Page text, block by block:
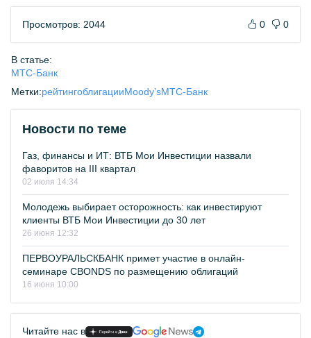
Просмотров: 2044 0 0
В статье:
МТС-Банк
Метки:рейтингоблигацииMoody’sМТС-Банк
Новости по теме
Газ, финансы и ИТ: ВТБ Мои Инвестиции назвали
фаворитов на III квартал
02 июля 14:34
Молодежь выбирает осторожность: как инвестируют
клиенты ВТБ Мои Инвестиции до 30 лет
26 июня 12:32
ПЕРВОУРАЛЬСКБАНК примет участие в онлайн-
семинаре CBONDS по размещению облигаций
16 июня 10:00
Читайте нас в